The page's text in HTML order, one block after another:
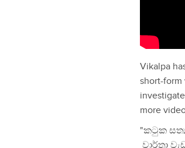
Vikalpa
short-form
more
"කටුක
වාර්තා